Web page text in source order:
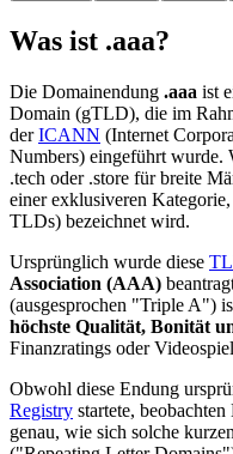
Was ist .aaa?
Die Domainendung .aaa ist
Domain (gTLD), die im
derICANN (Internet
Numbers) eingeführt wurde.
.tech oder .store für breite
einer exklusiveren
TLDs) bezeichnet wird.
Ursprünglich wurde diese
Association (AAA)
(ausgesprochen "Triple A")
höchste Qualität, Bonität
Finanzratings oder
Obwohl diese Endung
Registry startete,
genau, wie sich solche